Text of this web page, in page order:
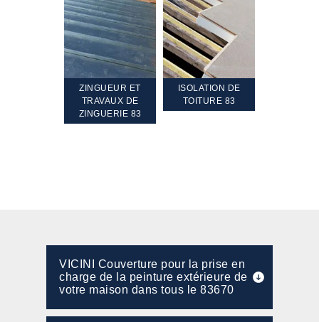
ZINGUEUR ET
TRAVAUX DE
ZINGUERIE 83
ISOLATION DE
TOITURE 83
VICINI Couverture pour la prise en
charge de la peinture extérieure de
votre maison dans tous le 83670